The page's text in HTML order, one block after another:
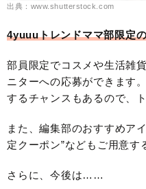
出典：www.shutterstock.com
4yuuuトレンドママ部限定
部員限定でコスメや生活雑
ニターへの応募ができます
するチャンスもあるので、
また、編集部のおすすめア
定クーポン”などもご用意す
さらに、今後は……